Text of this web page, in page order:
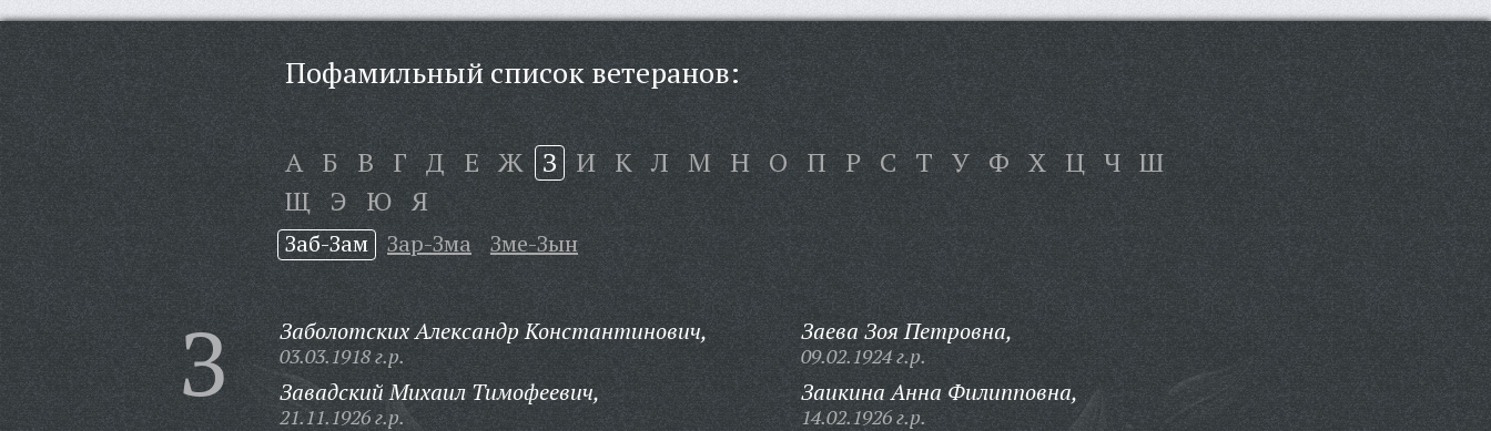
Пофамильный список ветеранов:
А Б В Г Д Е Ж З И К Л М Н О П Р С Т У Ф Х Ц Ч Ш
Щ Э Ю Я
Заб-Зам Зар-Зма Зме-Зын
З Заболотских Александр Константинович,
03.03.1918 г.р.
Завадский Михаил Тимофеевич,
21.11.1926 г.р.
Заева Зоя Петровна,
09.02.1924 г.р.
Заикина Анна Филипповна,
14.02.1926 г.р.